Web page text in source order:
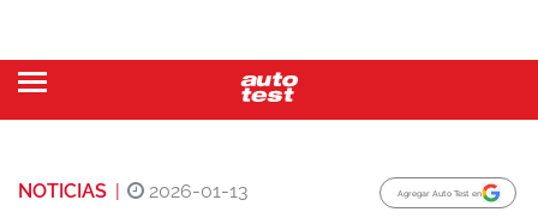
NOTICIAS | 2026-01-13 Agregar Auto Test en